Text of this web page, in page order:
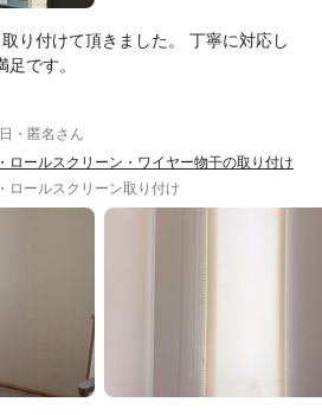
り付けて頂きました。 丁寧に対応し
です。
・匿名さん
ロールスクリーン・ワイヤー物干の取り付け
ロールスクリーン取り付け